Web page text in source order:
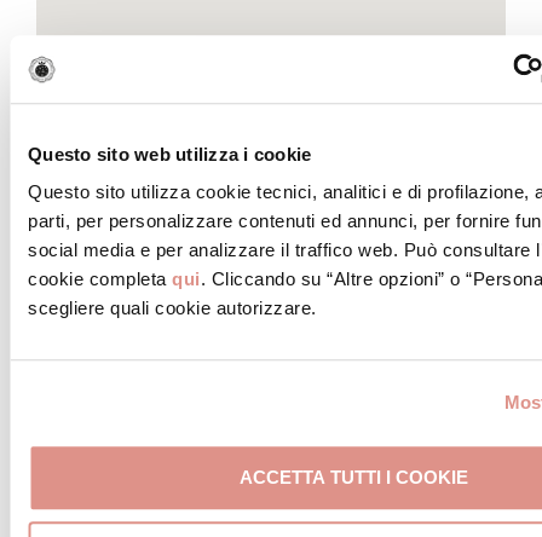
Questo sito web utilizza i cookie
Questo sito utilizza cookie tecnici, analitici e di profilazione,
parti, per personalizzare contenuti ed annunci, per fornire
social media e per analizzare il traffico web. Può consultare
cookie completa qui. Cliccando su “Altre opzioni” o
scegliere quali cookie autorizzare.
ACCETTA TUTTI I COOKIE